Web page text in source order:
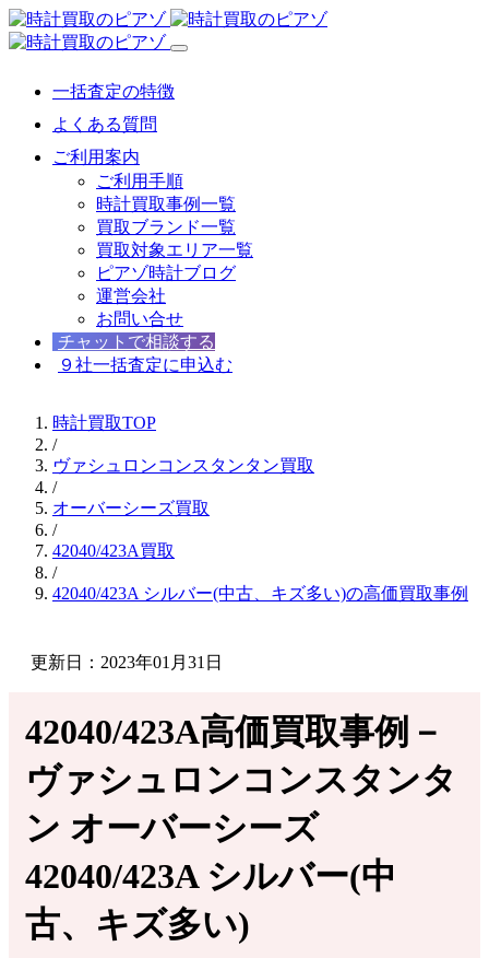
一括査定の特徴
よくある質問
ご利用案内
ご利用手順
時計買取事例一覧
買取ブランド一覧
買取対象エリア一覧
ピアゾ時計ブログ
運営会社
お問い合せ
チャットで相談する
９社一括査定に申込む
時計買取TOP
/
ヴァシュロンコンスタンタン買取
/
オーバーシーズ買取
/
42040/423A買取
/
42040/423A シルバー(中古、キズ多い)の高価買取事例
更新日：2023年01月31日
42040/423A高価買取事例－
ヴァシュロンコンスタンタ
ン オーバーシーズ
42040/423A シルバー(中
古、キズ多い)